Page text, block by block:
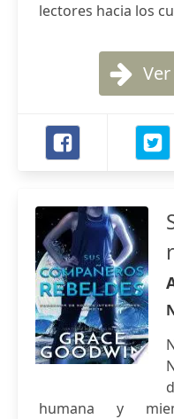
lectores hacia los
humana y